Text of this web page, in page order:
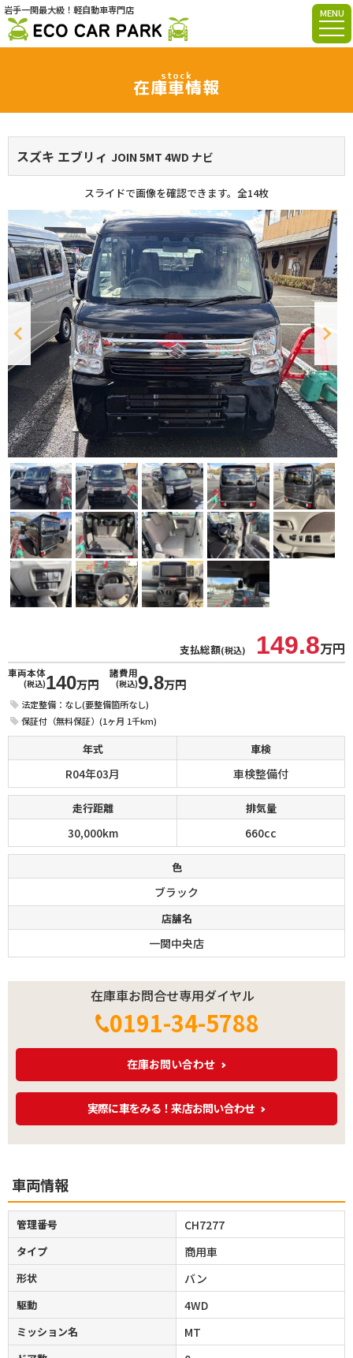
岩手一関最大級！軽自動車専門店 MENU
stock
在庫車情報
スズキ エブリィ JOIN 5MT 4WD ナビ
スライドで画像を確認できます。 全14枚
支払総額(税込) 149.8万円
車両本体
(税込)140万円
諸費用
(税込)9.8万円
法定整備：なし(要整備箇所なし)
保証付（無料保証）(1ヶ月 1千km)
年式 車検
R04年03月 車検整備付
走行距離 排気量
30,000km 660cc
色
ブラック
店舗名
一関中央店
在庫車お問合せ専用ダイヤル
0191-34-5788
在庫お問い合わせ
実際に車をみる！来店お問い合わせ
車両情報
管理番号 CH7277
タイプ 商用車
形状 バン
駆動 4WD
ミッション名 MT